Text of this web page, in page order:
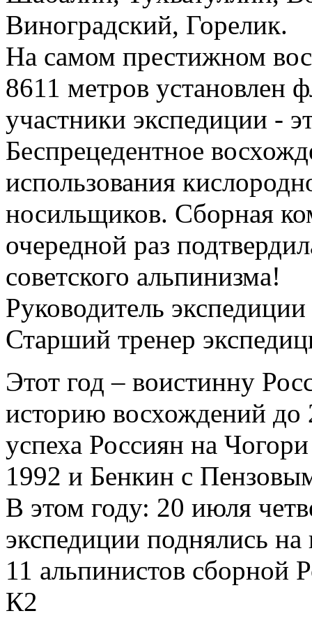
Виноградский, Горелик.
На самом престижном
8611 метров установлен
участники экспедиции -
Беспрецедентное
использования
носильщиков. Сборная
очередной раз
советского альпинизма!
Руководитель
Старший тренер
Этот год – воистинну
историю восхождений до
успеха Россиян на
1992 и Бенкин с
В этом году: 20 июля
экспедиции поднялись
11 альпинистов сборной
К2